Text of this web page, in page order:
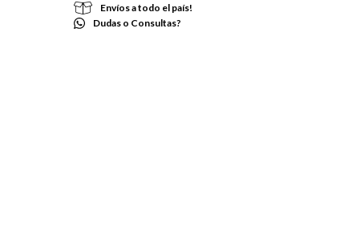
Envíos a todo el país!
Dudas o Consultas?